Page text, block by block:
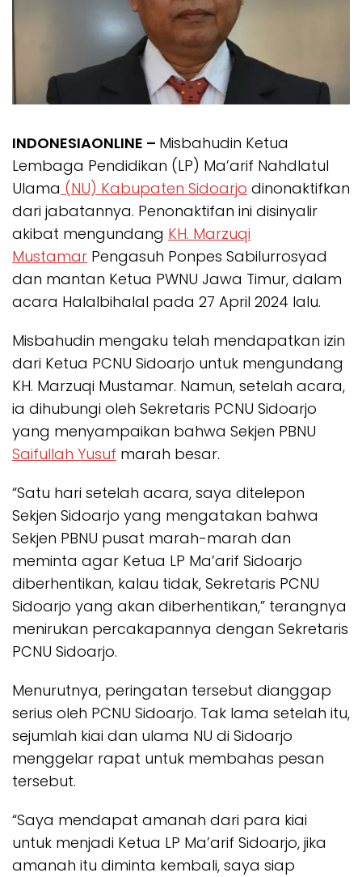
INDONESIAONLINE – Misbahudin Ketua
Lembaga Pendidikan (LP) Ma’arif Nahdlatul
Ulama (NU) Kabupaten Sidoarjo dinonaktifkan
dari jabatannya. Penonaktifan ini disinyalir
akibat mengundang KH. Marzuqi
Mustamar Pengasuh Ponpes Sabilurrosyad
dan mantan Ketua PWNU Jawa Timur, dalam
acara Halalbihalal pada 27 April 2024 lalu.
Misbahudin mengaku telah mendapatkan izin
dari Ketua PCNU Sidoarjo untuk mengundang
KH. Marzuqi Mustamar. Namun, setelah acara,
ia dihubungi oleh Sekretaris PCNU Sidoarjo
yang menyampaikan bahwa Sekjen PBNU
Saifullah Yusuf marah besar.
“Satu hari setelah acara, saya ditelepon
Sekjen Sidoarjo yang mengatakan bahwa
Sekjen PBNU pusat marah-marah dan
meminta agar Ketua LP Ma’arif Sidoarjo
diberhentikan, kalau tidak, Sekretaris PCNU
Sidoarjo yang akan diberhentikan,” terangnya
menirukan percakapannya dengan Sekretaris
PCNU Sidoarjo.
Menurutnya, peringatan tersebut dianggap
serius oleh PCNU Sidoarjo. Tak lama setelah itu,
sejumlah kiai dan ulama NU di Sidoarjo
menggelar rapat untuk membahas pesan
tersebut.
“Saya mendapat amanah dari para kiai
untuk menjadi Ketua LP Ma’arif Sidoarjo, jika
amanah itu diminta kembali, saya siap